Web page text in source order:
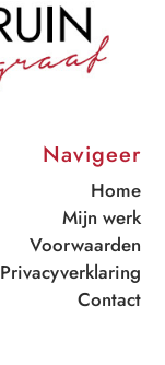
Navigeer
Home
Mijn werk
Voorwaarden
Privacyverklaring
Contact